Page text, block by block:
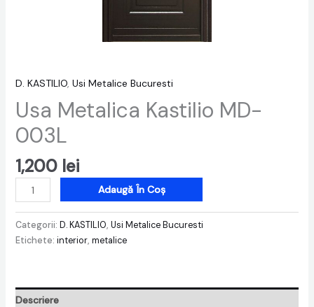
D. KASTILIO, Usi Metalice Bucuresti
Usa Metalica Kastilio MD-
003L
1,200 lei
Adaugă În Coș
Categorii: D. KASTILIO, Usi Metalice Bucuresti
Etichete: interior, metalice
Descriere